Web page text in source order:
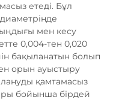
етеді. Бұл
мен кесу
0,004-тен 0,020
бақыланатын болып
орын ауыстыру
қамтамасыз
бойынша бірдей